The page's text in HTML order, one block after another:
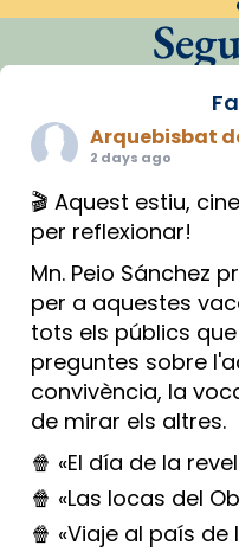
Arquebisbat
2 days ago
🎬 Aquest estiu,
per reflexionar!
Mn. Peio Sánchez
per a aquestes
tots els públics
preguntes sobre
convivència, la
de mirar els altres.
🍿 «El día de la
🍿 «Las locas del
🍿 «Viaje al país